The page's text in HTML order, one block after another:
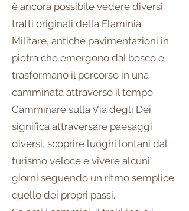
è ancora possibile vedere diversi
tratti originali della Flaminia
Militare, antiche pavimentazioni in
pietra che emergono dal bosco e
trasformano il percorso in una
camminata attraverso il tempo.
Camminare sulla Via degli Dei
significa attraversare paesaggi
diversi, scoprire luoghi lontani dal
turismo veloce e vivere alcuni
giorni seguendo un ritmo semplice:
quello dei propri passi.